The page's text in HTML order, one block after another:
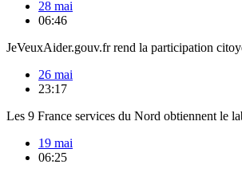
28 mai
06:46
JeVeuxAider.gouv.fr rend la participation
26 mai
23:17
Les 9 France services du Nord obtiennent le
19 mai
06:25